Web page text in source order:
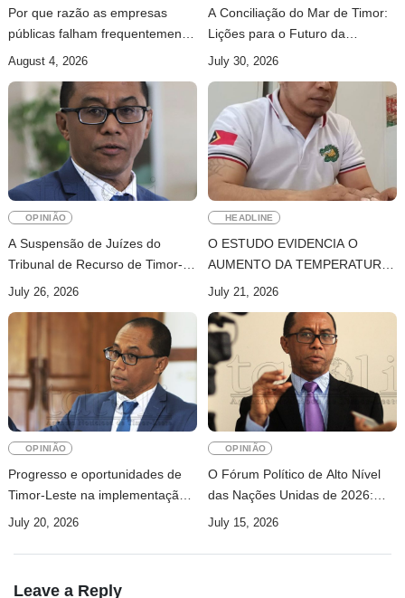
Por que razão as empresas
públicas falham frequentemente
nos pequenos estados insulares
países menos desenvolvidos?
Governação, Instituições e
Lições para Timor-Leste
August 4, 2026
A Conciliação do Mar de Timor:
Lições para o Futuro da
Governação dos Oceanos
July 30, 2026
OPINIÃO
A Suspensão de Juízes do
Tribunal de Recurso de Timor-
Leste: Uma Perspectiva Jurídica
July 26, 2026
HEADLINE
O ESTUDO EVIDENCIA O
AUMENTO DA TEMPERATURA
(0,16 °C/DÉCADA) E A SUBIDA
MM/ANO) EM TIMOR-LESTE.
July 21, 2026
OPINIÃO
Progresso e oportunidades de
Timor-Leste na implementação
do Pacto para o futuro: Uma
Agenda 2030
July 20, 2026
OPINIÃO
O Fórum Político de Alto Nível
das Nações Unidas de 2026:
Timor-Leste e o Desafio dos
Sustentável
July 15, 2026
Leave a Reply